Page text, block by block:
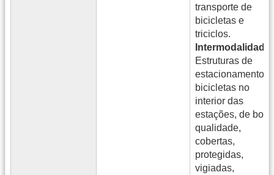
transporte de
bicicletas e
triciclos.
Intermodalidade
Estruturas de
estacionamento
bicicletas no
interior das
estações, de boa
qualidade,
cobertas,
protegidas,
vigiadas,